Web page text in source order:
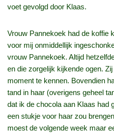
voet gevolgd door Klaas.
Vrouw Pannekoek had de koffie
voor mij onmiddellijk
vrouw Pannekoek. Altijd
en die zorgelijk kijkende ogen.
moment te kennen. Bovendien
tand in haar (overigens geheel
dat ik de chocola aan Klaas had
een stukje voor haar zou
moest de volgende week maar